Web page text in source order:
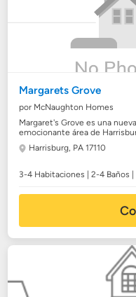
Margarets Grove
por McNaughton Homes
Margaret's Grove es una
emocionante área de
Harrisburg, PA 17110
3-4 Habitaciones | 2-4 Baños |